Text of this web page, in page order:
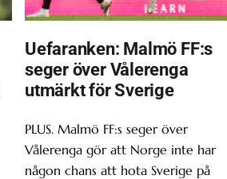
Uefaranken: Malmö FF:s
seger över Vålerenga
utmärkt för Sverige
PLUS. Malmö FF:s seger över
Vålerenga gör att Norge inte har
någon chans att hota Sverige på